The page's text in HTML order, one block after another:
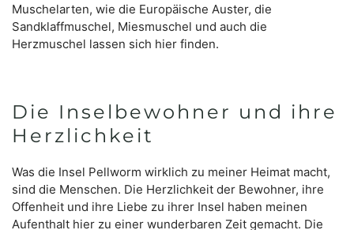
Muschelarten, wie die Europäische Auster, die
Sandklaffmuschel, Miesmuschel und auch die
Herzmuschel lassen sich hier finden.
Die Inselbewohner und ihre
Herzlichkeit
Was die Insel Pellworm wirklich zu meiner Heimat macht,
sind die Menschen. Die Herzlichkeit der Bewohner, ihre
Offenheit und ihre Liebe zu ihrer Insel haben meinen
Aufenthalt hier zu einer wunderbaren Zeit gemacht. Die